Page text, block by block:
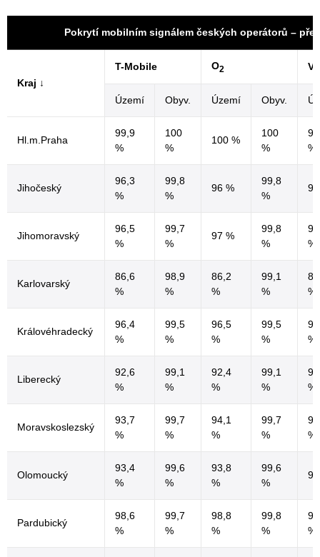
Pokrytí mobilním signálem českých operátorů –
Kraj ↓
T-Mobile O2
Území Obyv. Území Obyv.
Hl.m.Praha
99,9
%
100
%
100 %
100
%
%
Jihočeský
96,3
%
99,8
%
96 %
99,8
%
Jihomoravský
96,5
%
99,7
%
97 %
99,8
%
%
Karlovarský
86,6
%
98,9
%
86,2
%
99,1
%
%
Královéhradecký
96,4
%
99,5
%
96,5
%
99,5
%
%
Liberecký
92,6
%
99,1
%
92,4
%
99,1
%
%
Moravskoslezský
93,7
%
99,7
%
94,1
%
99,7
%
%
Olomoucký
93,4
%
99,6
%
93,8
%
99,6
%
Pardubický
98,6
%
99,7
%
98,8
%
99,8
%
%